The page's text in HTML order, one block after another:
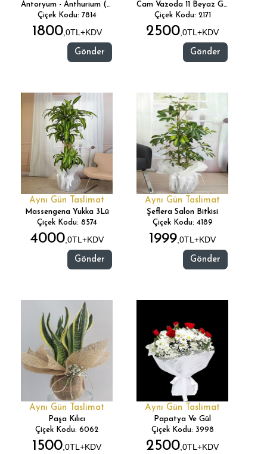
Antoryum - Anthurium (Flomingo Çiçeği)
Çiçek Kodu: 7814
1800,0TL+KDV
Gönder
Cam Vazoda 11 Beyaz Gül Ve Ayıcık
Çiçek Kodu: 2171
2500,0TL+KDV
Gönder
Aynı Gün Taslimat
Massengena Yukka 3Lü
Çiçek Kodu: 8574
4000,0TL+KDV
Gönder
Aynı Gün Taslimat
Şeflera Salon Bitkisi
Çiçek Kodu: 4189
1999,0TL+KDV
Gönder
Aynı Gün Taslimat
Paşa Kılıcı
Çiçek Kodu: 6062
1500,0TL+KDV
Aynı Gün Taslimat
Papatya Ve Gül
Çiçek Kodu: 3998
2500,0TL+KDV